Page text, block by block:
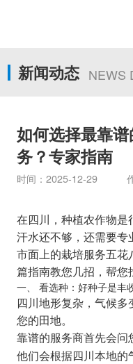
新闻动态 NEWS
如何选择最靠
务？专家指南
时间：2025-12-29
在四川，种植农作物
汗水还不够，还需要专
市面上的栽培服务五
篇指南教您几招，帮您
一、 看选种：好种子是丰
四川地形复杂，气候
您的田地。
靠谱的服务商首先会问
他们会根据四川本地